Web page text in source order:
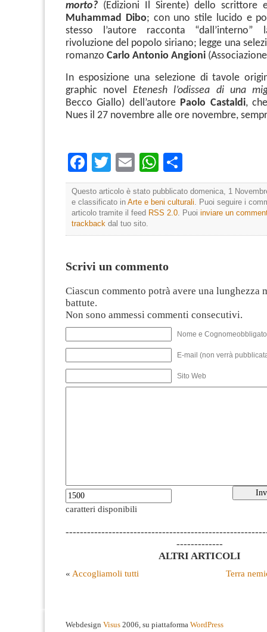
morto? (Edizioni Il Sirente) dello scrittore
Muhammad Dibo; con uno stile lucido e
stesso l’autore racconta “dall’interno”
rivoluzione del popolo siriano; legge una
romanzo Carlo Antonio Angioni
In esposizione una selezione di tavole
graphic novelEtenesh l’odissea di una
Becco Giallo) dell’autore Paolo Castaldi,
Nues il 27 novembre alle ore novembre,
Facebook
TwitterEmailWhatsApp
Questo articolo è stato pubblicato domenica, 1
e classificato in Arte e beni culturali. Puoi seguire i
articolo tramite il feed RSS 2.0. Puoi inviare un
trackback dal tuo sito.
Scrivi un commento
Ciascun commento potrà avere una lunghezza
battute.
Non sono ammessi commenti consecutivi.
Nome e
E-mail (non verrà
Sito Web
caratteri disponibili
-------------
ALTRI ARTICOLI
« Accogliamoli tutti Terra
Webdesign Visus 2006, su piattaforma WordPress